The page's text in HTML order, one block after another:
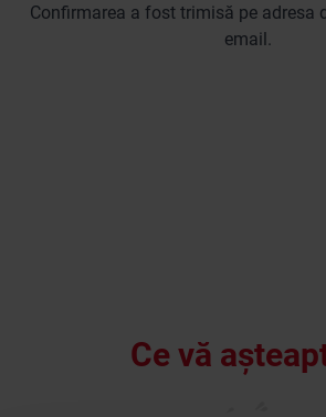
Confirmarea a fost trimisă pe adresa
email.
Ce vă